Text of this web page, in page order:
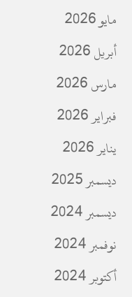
مايو 2026
أبريل 2026
مارس 2026
فبراير 2026
يناير 2026
ديسمبر 2025
ديسمبر 2024
نوفمبر 2024
أكتوبر 2024